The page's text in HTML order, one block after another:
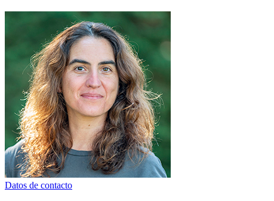
Datos de contacto